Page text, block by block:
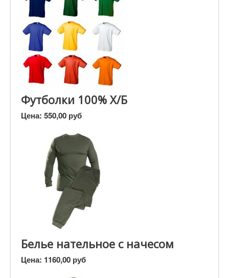
Футболки 100% Х/Б
Цена: 550,00 руб
Белье нательное с начесом
Цена: 1160,00 руб